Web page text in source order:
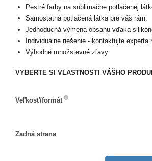
Pestré farby na sublimačne potlačenej
Samostatná potlačená látka pre váš rám.
Jednoduchá výmena obsahu vďaka
Individuálne riešenie - kontaktujte experta
Výhodné množstevné zľavy.
VYBERTE SI VLASTNOSTI VÁŠHO
Veľkosť/formát
Zadná strana